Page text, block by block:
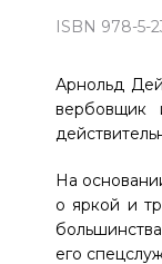
ISBN 978-5-
Арнольд
вербовщик
На
о яркой и
его